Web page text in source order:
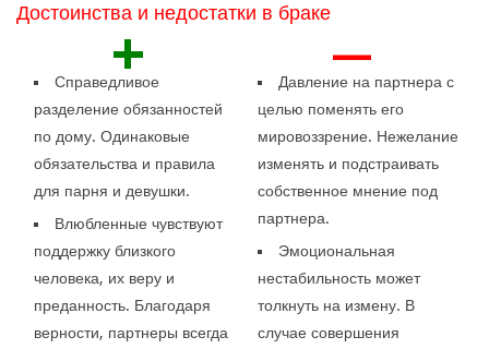
Достоинства и недостатки в браке
+
Справедливое
разделение обязанностей
по дому. Одинаковые
обязательства и правила
для парня и девушки.
Влюбленные чувствуют
поддержку близкого
человека, их веру и
преданность. Благодаря
верности, партнеры всегда
—
Давление на партнера с
целью поменять его
мировоззрение. Нежелание
изменять и подстраивать
собственное мнение под
партнера.
Эмоциональная
нестабильность может
толкнуть на измену. В
случае совершения